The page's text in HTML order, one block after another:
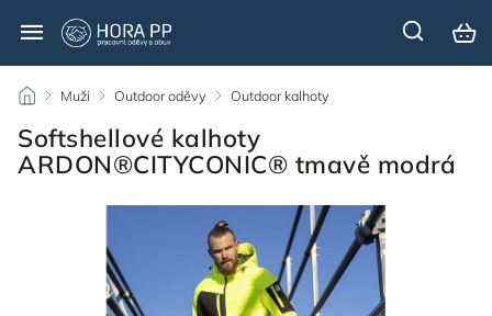
/ Muži / Outdoor oděvy / Outdoor kalhoty
Softshellové kalhoty
ARDON®CITYCONIC® tmavě modrá